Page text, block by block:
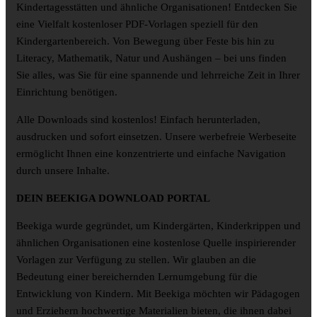
Kindertagesstätten und ähnliche Organisationen! Entdecken Sie
eine Vielfalt kostenloser PDF-Vorlagen speziell für den
Kindergartenbereich. Von Bewegung über Feste bis hin zu
Literacy, Mathematik, Natur und Aushängen – bei uns finden
Sie alles, was Sie für eine spannende und lehrreiche Zeit in Ihrer
Einrichtung benötigen.
Alle Downloads sind kostenlos! Einfach herunterladen,
ausdrucken und sofort einsetzen. Unsere werbefreie Werbeseite
ermöglicht Ihnen eine konzentrierte und einfache Navigation
durch unsere Inhalte.
DEIN BEEKIGA DOWNLOAD PORTAL
Beekiga wurde gegründet, um Kindergärten, Kinderkrippen und
ähnlichen Organisationen eine kostenlose Quelle inspirierender
Vorlagen zur Verfügung zu stellen. Wir glauben an die
Bedeutung einer bereichernden Lernumgebung für die
Entwicklung von Kindern. Mit Beekiga möchten wir Pädagogen
und Erziehern hochwertige Materialien bieten, die ihnen dabei